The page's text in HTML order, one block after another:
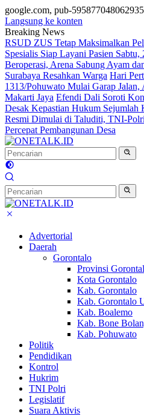
google.com, pub-
Langsung ke konten
Breaking News
RSUD ZUS Tetap Maksimalkan
Spesialis Siap Layani Pasien Sabtu,
Beroperasi, Arena Sabung Ayam
Surabaya Resahkan Warga Hari
1313/Pohuwato Mulai Garap
Makarti Jaya Efendi Dali Soroti
Desak Kepastian Hukum Sejumlah
Resmi Dimulai di Taluditi, TNI-
Percepat Pembangunan Desa
Advertorial
Daerah
Gorontalo
Provinsi
Kota Gorontalo
Kab. Gorontalo
Kab. Gorontalo
Kab. Boalemo
Kab. Bone
Kab. Pohuwato
Politik
Pendidikan
Kontrol
Hukrim
TNI Polri
Legislatif
Suara Aktivis